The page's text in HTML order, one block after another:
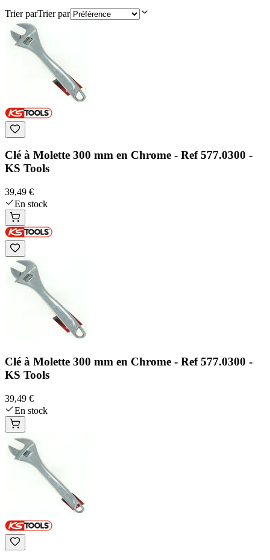
Trier parTrier par
Clé à Molette 300 mm en Chrome - Ref 577.0300 -
KS Tools
39,49 €
En stock
Clé à Molette 300 mm en Chrome - Ref 577.0300 -
KS Tools
39,49 €
En stock